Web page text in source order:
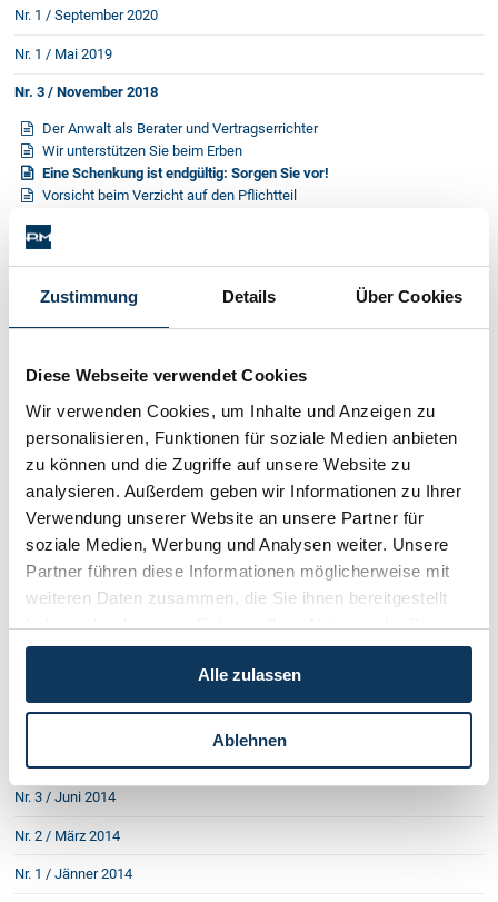
Zustimmung Details Über Cookies
Diese Webseite verwendet Cookies
Wir verwenden Cookies, um Inhalte und Anzeigen zu
personalisieren, Funktionen für soziale Medien anbieten
zu können und die Zugriffe auf unsere Website zu
analysieren. Außerdem geben wir Informationen zu Ihrer
Verwendung unserer Website an unsere Partner für
soziale Medien, Werbung und Analysen weiter. Unsere
Partner führen diese Informationen möglicherweise mit
weiteren Daten zusammen, die Sie ihnen bereitgestellt
haben oder die sie im Rahmen Ihrer Nutzung der Dienste
gesammelt haben.
Alle zulassen
Ablehnen
Nr. 1 / September 2020
Nr. 1 / Mai 2019
Nr. 3 / November 2018
Der Anwalt als Berater und Vertragserrichter
Wir unterstützen Sie beim Erben
Eine Schenkung ist endgültig: Sorgen Sie vor!
Vorsicht beim Verzicht auf den Pflichtteil
Enterben - aber richtig!
Nr. 2 / Juni 2018
Nr. 3 / September 2017
Nr. 2 / April 2017
Nr. 3 / September 2016
Nr. 2 / Mai 2016
Nr. 1 / Februar 2016
Nr. 4 / Oktober 2015
Nr. 3 / Juni 2015
Nr. 1 / Jänner 2015
Nr. 3 / Juni 2014
Nr. 2 / März 2014
Nr. 1 / Jänner 2014